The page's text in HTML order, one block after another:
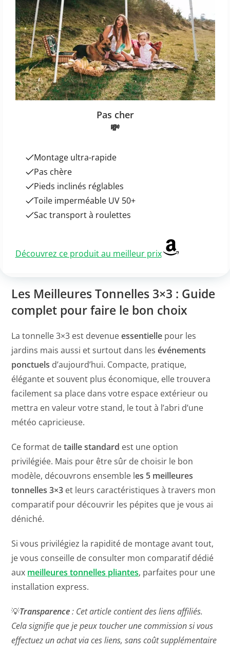
Pas cher
💸
Montage ultra-rapide
Pas chère
Pieds inclinés réglables
Toile imperméable UV 50+
Sac transport à roulettes
Découvrez ce produit au meilleur prix
Les Meilleures Tonnelles 3×3 : Guide
complet pour faire le bon choix
La tonnelle 3×3 est devenueessentielle pour les
jardins mais aussi et surtout dans lesévénements
ponctuels d’aujourd’hui. Compacte, pratique,
élégante et souvent plus économique, elle trouvera
facilement sa place dans votre espace extérieur ou
mettra en valeur votre stand, le tout à l’abri d’une
météo capricieuse.
Ce format detaille standard est une option
privilégiée. Mais pour être sûr de choisir le bon
modèle, découvrons ensemble les 5 meilleures
tonnelles 3×3 et leurs caractéristiques à travers mon
comparatif pour découvrir les pépites que je vous ai
déniché.
Si vous privilégiez la rapidité de montage avant tout,
je vous conseille de consulter mon comparatif dédié
aux meilleures tonnelles pliantes, parfaites pour une
installation express.
💡Transparence: Cet article contient des liens affiliés.
Cela signifie que je peux toucher une commission si vous
effectuez un achat via ces liens, sans coût supplémentaire